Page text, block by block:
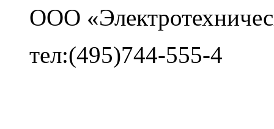
ООО
тел:(495)744-555-4